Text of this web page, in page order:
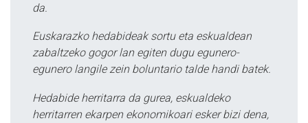
da.
Euskarazko hedabideak sortu eta eskualdean
zabaltzeko gogor lan egiten dugu egunero-
egunero langile zein boluntario talde handi batek.
Hedabide herritarra da gurea, eskualdeko
herritarren ekarpen ekonomikoari esker bizi dena,